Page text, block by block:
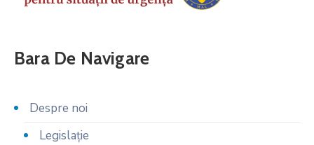
Bara De Navigare
Despre noi
Legislaţie